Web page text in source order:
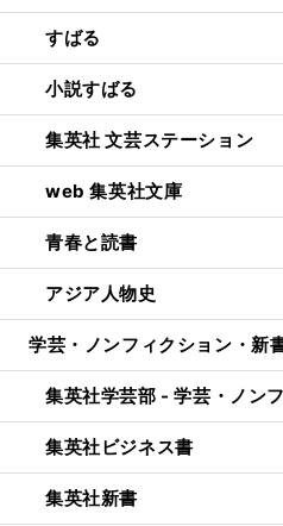
すばる
小説すばる
集英社 文芸ステーション
web 集英社文庫
青春と読書
アジア人物史
学芸・ノンフィクション・新
集英社学芸部 - 学芸・ノン
集英社ビジネス書
集英社新書